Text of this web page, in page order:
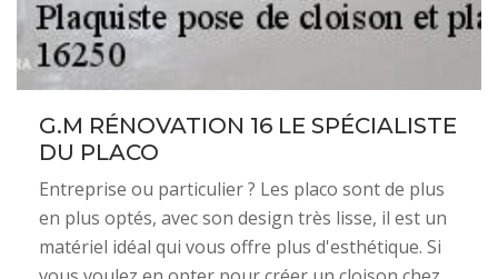
G.M RÉNOVATION 16 LE SPÉCIALISTE
DU PLACO
Entreprise ou particulier ? Les placo sont de plus
en plus optés, avec son design très lisse, il est un
matériel idéal qui vous offre plus d'esthétique. Si